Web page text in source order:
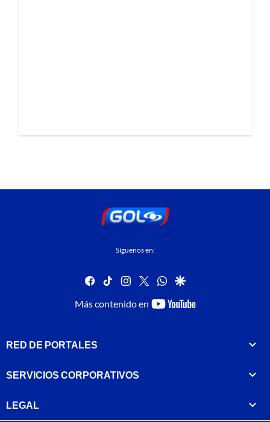
Síguenos en:
facebook
tiktok instagram
twitterwhatsapp
google
Más contenido en
youtube-
RED DE PORTALES
SERVICIOS CORPORATIVOS
LEGAL